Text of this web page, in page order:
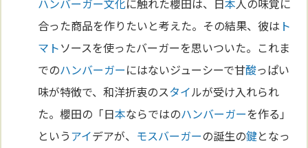
ハンバーガー文化に触れた櫻田は、日本人の味覚に
合った商品を作りたいと考えた。その結果、彼は ト
マトソースを使ったバーガーを思いついた。これま
でのハンバーガーにはないジューシーで甘酸っぱい
味が特徴で、和洋折衷のスタイルが受け入れられ
た。櫻田の「日本ならではのハンバーガーを作る」
というアイデアが、 モスバーガーの誕生の鍵となっ